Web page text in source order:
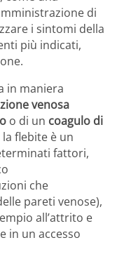
di
i sintomi della
più indicati,
in maniera
venosa
o di un coagulo di
flebite è un
fattori,
che
pareti venose),
all’attrito e
in un accesso